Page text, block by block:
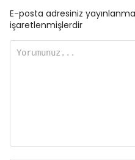
E-posta adresiniz
işaretlenmişlerdir